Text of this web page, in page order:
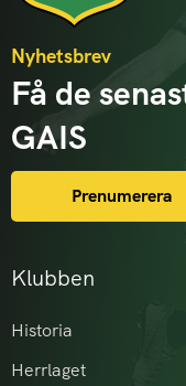
Klubben
Historia
Herrlaget
Nyhetsbrev
Få de
GAIS
Prenumerera